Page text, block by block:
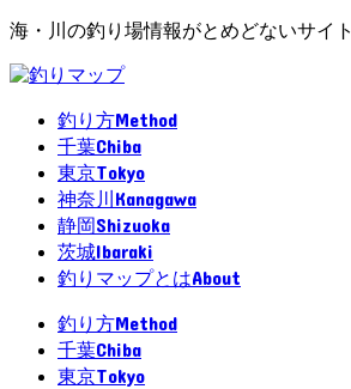
海・川の釣り場情報がとめどないサイト
釣り方Method
千葉Chiba
東京Tokyo
神奈川 Kanagawa
静岡Shizuoka
茨城Ibaraki
釣りマップとはAbout
釣り方Method
千葉Chiba
東京Tokyo